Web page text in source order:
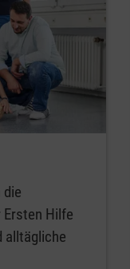
Ersten Hilfe
alltägliche